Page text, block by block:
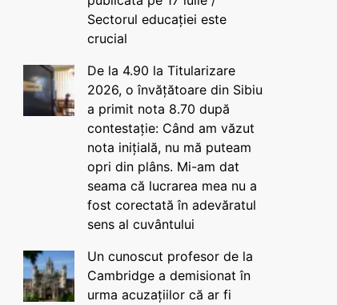
Sectorul educației este
crucial
De la 4.90 la Titularizare
2026, o învățătoare din Sibiu
a primit nota 8.70 după
contestație: Când am văzut
nota inițială, nu mă puteam
opri din plâns. Mi-am dat
seama că lucrarea mea nu a
fost corectată în adevăratul
sens al cuvântului
Un cunoscut profesor de la
Cambridge a demisionat în
urma acuzațiilor că ar fi